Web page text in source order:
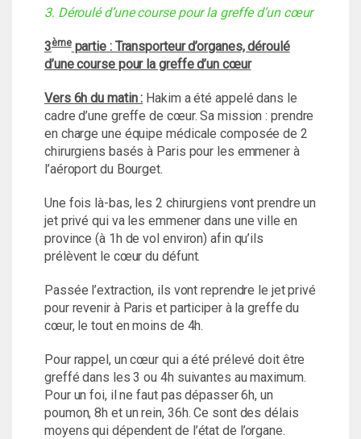
3. Déroulé d’une course pour la greffe d’un cœur
3èmepartie : Transporteur d’organes, déroulé
d’une course pour la greffe d’un cœur
Vers 6h du matin : Hakim a été appelé dans le
cadre d’une greffe de cœur. Sa mission : prendre
en charge une équipe médicale composée de 2
chirurgiens basés à Paris pour les emmener à
l’aéroport du Bourget.
Une fois là-bas, les 2 chirurgiens vont prendre un
jet privé qui va les emmener dans une ville en
province (à 1h de vol environ) afin qu’ils
prélèvent le cœur du défunt.
Passée l’extraction, ils vont reprendre le jet privé
pour revenir à Paris et participer à la greffe du
cœur, le tout en moins de 4h.
Pour rappel, un cœur qui a été prélevé doit être
greffé dans les 3 ou 4h suivantes au maximum.
Pour un foi, il ne faut pas dépasser 6h, un
poumon, 8h et un rein, 36h. Ce sont des délais
moyens qui dépendent de l’état de l’organe.